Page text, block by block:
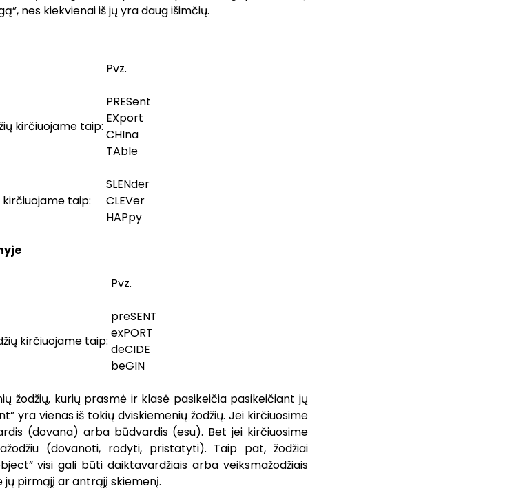
nes kiekvienai iš jų yra daug išimčių.
Pvz.
kirčiuojame taip:
PRESent
EXport
CHIna
TAble
taip:
SLENder
CLEVer
HAPpy
Pvz.
kirčiuojame taip:
preSENT
exPORT
deCIDE
beGIN
žodžių, kurių prasmė ir klasė pasikeičia pasikeičiant jų
yra vienas iš tokių dviskiemenių žodžių. Jei kirčiuosime
(dovana) arba būdvardis (esu). Bet jei kirčiuosime
(dovanoti, rodyti, pristatyti). Taip pat, žodžiai
visi gali būti daiktavardžiais arba veiksmažodžiais
pirmąjį ar antrąjį skiemenį.